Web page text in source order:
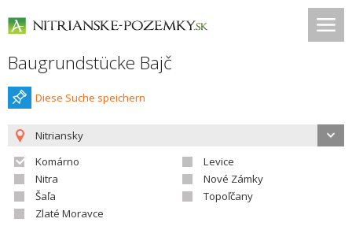
Baugrundstücke Bajč
Diese Suche speichern
Nitriansky
Komárno
Levice
Nitra
Nové Zámky
Šaľa
Topoľčany
Zlaté Moravce